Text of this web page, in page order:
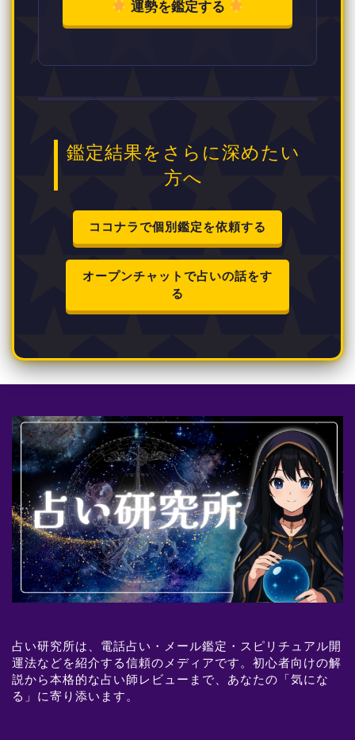
運勢を鑑定する
鑑定結果をさらに深めたい
方へ
ココナラで個別鑑定を依頼する
オープンチャットで占いの話をす
る
占い研究所は、電話占い・メール鑑定・スピリチュアル開
運法などを紹介する信頼のメディアです。初心者向けの解
説から本格的な占い師レビューまで、あなたの「気にな
る」に寄り添います。